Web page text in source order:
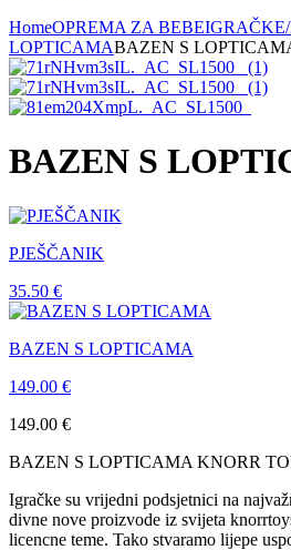
HomeOPREMA ZA BEBE
LOPTICAMABAZEN S
BAZEN S
PJEŠČANIK
35.50 €
BAZEN S LOPTICAMA
149.00 €
149.00 €
BAZEN S LOPTICAMA KNORR
Igračke su vrijedni podsjetnici na
divne nove proizvode iz svijeta
licencne teme. Tako stvaramo lijepe